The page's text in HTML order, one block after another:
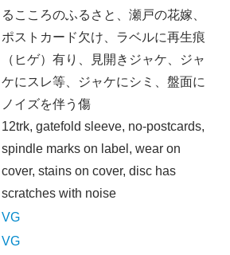
るこころのふるさと、瀬戸の花嫁、
ポストカード欠け、ラベルに再生痕
（ヒゲ）有り、見開きジャケ、ジャ
ケにスレ等、ジャケにシミ、盤面に
ノイズを伴う傷
12trk, gatefold sleeve, no-postcards,
spindle marks on label, wear on
cover, stains on cover, disc has
scratches with noise
VG
VG